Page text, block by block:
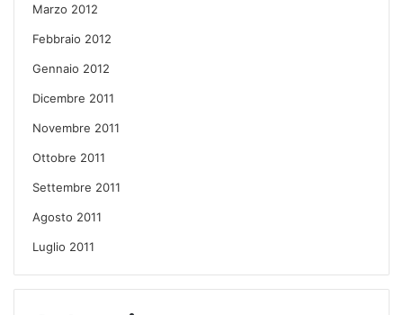
Marzo 2012
Febbraio 2012
Gennaio 2012
Dicembre 2011
Novembre 2011
Ottobre 2011
Settembre 2011
Agosto 2011
Luglio 2011